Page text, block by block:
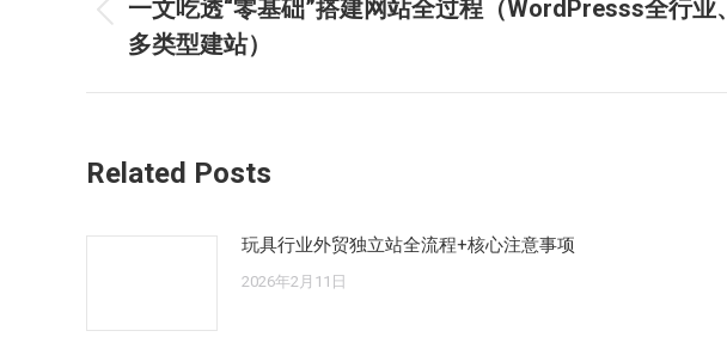
史
的
一文吃透“零基础”搭建网站全过程（WordPresss全行业、
多类型建站）
Related Posts
玩具行业外贸独立站全流程+核心注意事项
2026年2月11日